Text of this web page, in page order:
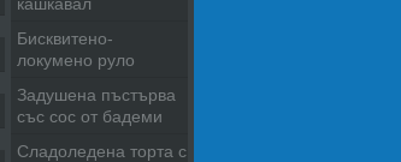
Бисквитено-
локумено руло
Задушена пъстърва
със сос от бадеми
Сладоледена торта с